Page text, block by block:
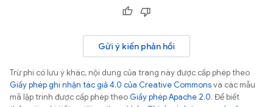
Gửi ý kiến phản hồi
Trừ phi có lưu ý khác, nội dung của trang này được cấp phép theo
Giấy phép ghi nhận tác giả 4.0 của Creative Commonsvà các mẫu
mã lập trình được cấp phép theoGiấy phép Apache 2.0. Để biết